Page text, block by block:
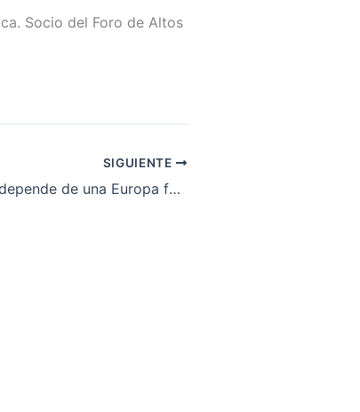
Socio del Foro de Altos
SIGUIENTE
“El éxito de la ONU depende de una Europa fuerte y unida”